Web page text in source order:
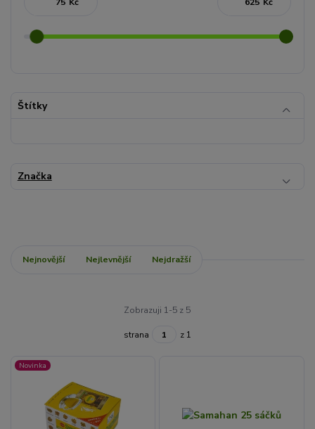
Štítky
Značka
Nejnovější Nejlevnější Nejdražší
Zobrazuji 1-5 z 5
strana z 1
Novinka